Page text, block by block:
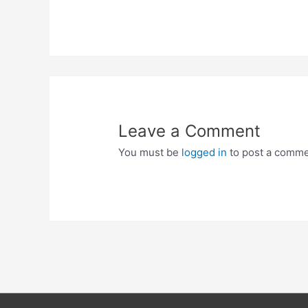
Leave a Comment
You must be logged in to post a